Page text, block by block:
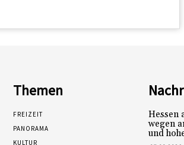
Themen
FREIZEIT
PANORAMA
KULTUR
Hessen
wegen
und